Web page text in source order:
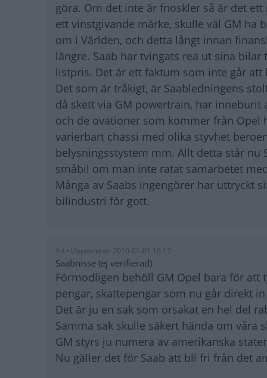
göra. Om det inte är fnoskler så är det
ett vinstgivande märke, skulle väl GM
om i Världen, och detta långt innan
längre. Saab har tvingats rea ut sina
listpris. Det är ett faktum som inte går att
Det som är tråkigt, är Saabledningens
då skett via GM powertrain, har
och de ovationer som kommer från Opel
varierbart chassi med olika styvhet
belysningsstystem mm. Allt detta står
småbil om man inte ratat samarbetet
Många av Saabs ingengörer har uttryckt
bilindustri för gott.
#d • Uppdaterat: 2010-01-01 16:17
Saabnisse (ej verifierad)
Förmodligen behöll GM Opel bara för
pengar, skattepengar som nu går direkt
Det är ju en sak som orsakat en hel del
Samma sak skulle säkert hända om våra
GM styrs ju numera av amerikanska
Nu gäller det för Saab att bli fri från det